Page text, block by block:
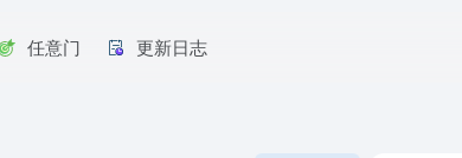
任意门 更新日志